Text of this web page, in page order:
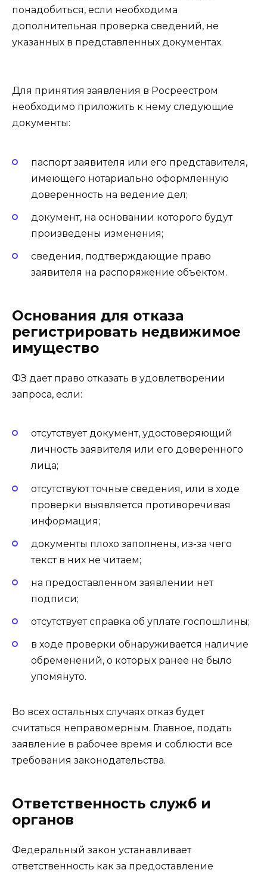
понадобиться, если необходима
дополнительная проверка сведений, не
указанных в представленных документах.
Для принятия заявления в Росреестром
необходимо приложить к нему следующие
документы:
паспорт заявителя или его представителя,
имеющего нотариально оформленную
доверенность на ведение дел;
документ, на основании которого будут
произведены изменения;
сведения, подтверждающие право
заявителя на распоряжение объектом.
Основания для отказа
регистрировать недвижимое
имущество
ФЗ дает право отказать в удовлетворении
запроса, если:
отсутствует документ, удостоверяющий
личность заявителя или его доверенного
лица;
отсутствуют точные сведения, или в ходе
проверки выявляется противоречивая
информация;
документы плохо заполнены, из-за чего
текст в них не читаем;
на предоставленном заявлении нет
подписи;
отсутствует справка об уплате госпошлины;
в ходе проверки обнаруживается наличие
обременений, о которых ранее не было
упомянуто.
Во всех остальных случаях отказ будет
считаться неправомерным. Главное, подать
заявление в рабочее время и соблюсти все
требования законодательства.
Ответственность служб и
органов
Федеральный закон устанавливает
ответственность как за предоставление